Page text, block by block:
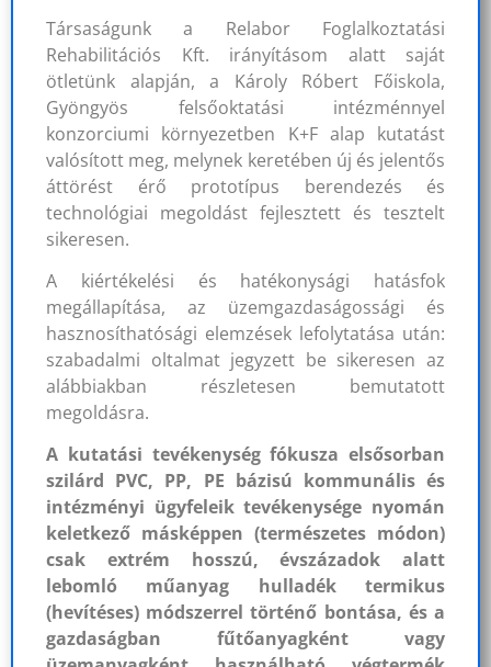
Társaságunk a Relabor Foglalkoztatási
Rehabilitációs Kft. irányításom alatt saját
ötletünk alapján, a Károly Róbert Főiskola,
Gyöngyös felsőoktatási intézménnyel
konzorciumi környezetben K+F alap kutatást
valósított meg, melynek keretében új és jelentős
áttörést érő prototípus berendezés és
technológiai megoldást fejlesztett és tesztelt
sikeresen.
A kiértékelési és hatékonysági hatásfok
megállapítása, az üzemgazdaságossági és
hasznosíthatósági elemzések lefolytatása után:
szabadalmi oltalmat jegyzett be sikeresen az
alábbiakban részletesen bemutatott
megoldásra.
A kutatási tevékenység fókusza elsősorban
szilárd PVC, PP, PE bázisú kommunális és
intézményi ügyfeleik tevékenysége nyomán
keletkező másképpen (természetes módon)
csak extrém hosszú, évszázadok alatt
lebomló műanyag hulladék termikus
(hevítéses) módszerrel történő bontása, és a
gazdaságban fűtőanyagként vagy